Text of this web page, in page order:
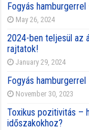
Fogyás
May 26, 2024
2024-ben teljesül az
rajtatok!
January 29, 2024
Fogyás
November 30, 2023
Toxikus pozitivitás –
időszakokhoz?